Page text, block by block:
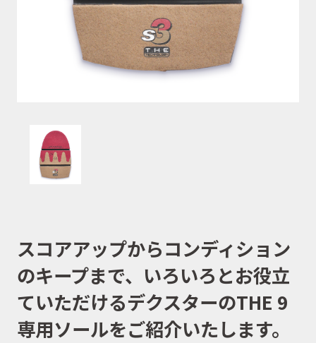
スコアアップからコンディション
のキープまで、いろいろとお役立
ていただけるデクスターのTHE 9
専用ソールをご紹介いたします。